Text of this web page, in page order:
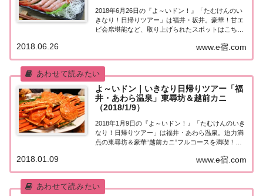
2018年6月26日の『よ～いドン！』「たむけんのい
きなり！日帰りツアー」は福井・坂井。豪華！甘エ
ビ会席堪能など、取り上げられたスポットはこち
り声をかけ、そのまま日帰りツアーにご招待する
『たむけんの日帰りツアー』のコーナー。今日の行
き...
www.e宿.com
2018.06.26
よ～いドン｜いきなり日帰りツアー「福
井・あわら温泉」東尋坊＆越前カニ
（2018/1/9）
2018年1月9日の『よ～いドン！』「たむけんのいき
なり！日帰りツアー」は福井・あわら温泉。迫力満
点の東尋坊＆豪華“越前カニ”フルコースを満喫！取
泉」日帰りツアー今日の『たむけんの日帰りツア
ー』は福井・あわら温泉。・新鮮な海の幸を堪能...
www.e宿.com
2018.01.09